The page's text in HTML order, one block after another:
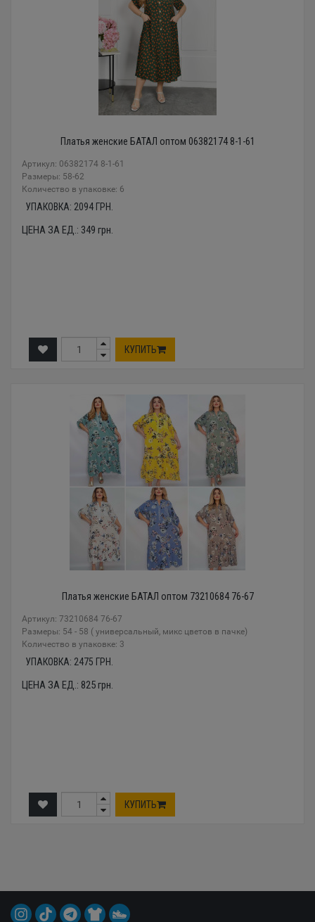
Платья женские БАТАЛ оптом 06382174 8-1-61
Артикул: 06382174 8-1-61
Размеры: 58-62
Количество в упаковке: 6
УПАКОВКА: 2094 ГРН.
ЦЕНА ЗА ЕД.: 349 грн.
КУПИТЬ
Платья женские БАТАЛ оптом 73210684 76-67
Артикул: 73210684 76-67
Размеры: 54 - 58 ( универсальный, микс цветов в пачке)
Количество в упаковке: 3
УПАКОВКА: 2475 ГРН.
ЦЕНА ЗА ЕД.: 825грн.
КУПИТЬ